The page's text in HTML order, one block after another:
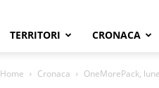
TERRITORI CRONACA
Home Cronaca OneMorePack,